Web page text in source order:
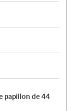
papillon de 44